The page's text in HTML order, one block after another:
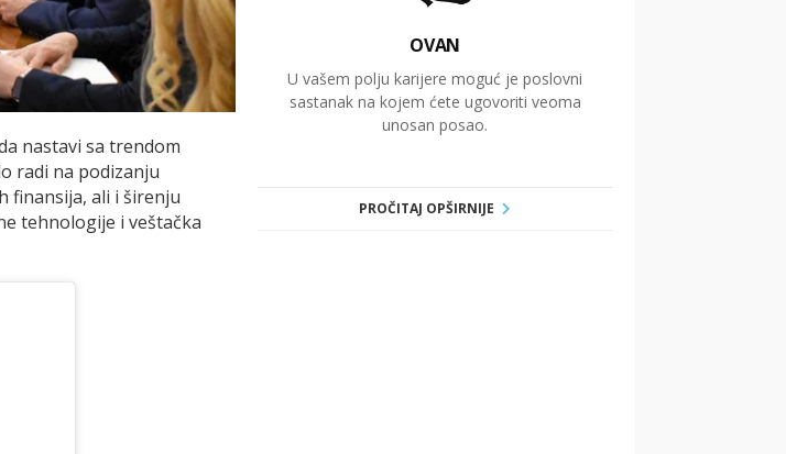
nastavi sa trendom
radi na podizanju
finansija, ali i širenju
tehnologije i veštačka
OVAN
U vašem polju karijere moguć je poslovni
sastanak na kojem ćete ugovoriti veoma
unosan posao.
PROČITAJ OPŠIRNIJE